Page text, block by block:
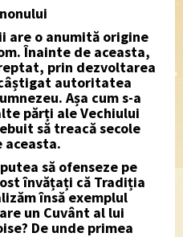
are o anumită origine
Înainte de aceasta,
prin dezvoltarea
autoritatea
Așa cum s-a
părți ale Vechiului
să treacă secole
aceasta.
să ofenseze pe
învățați că Tradiția
însă exemplul
un Cuvânt al lui
De unde primea